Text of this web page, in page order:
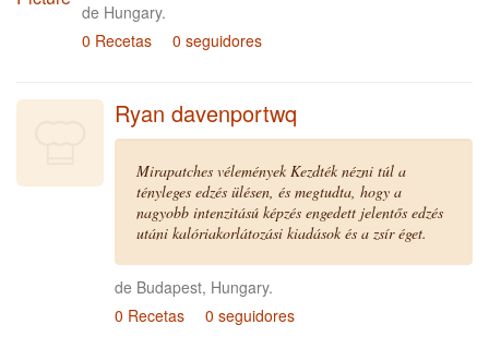
de Hungary.
0 Recetas
0 seguidores
Ryan davenportwq
Mirapatches vélemények Kezdték nézni túl a
tényleges edzés ülésen, és megtudta, hogy a
nagyobb intenzitású képzés engedett jelentős edzés
utáni kalóriakorlátozási kiadások és a zsír éget.
de Budapest, Hungary.
0 Recetas
0 seguidores